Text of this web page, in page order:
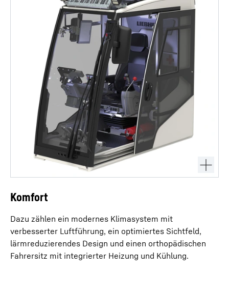
Komfort
Dazu zählen ein modernes Klimasystem mit
verbesserter Luftführung, ein optimiertes Sichtfeld,
lärmreduzierendes Design und einen orthopädischen
Fahrersitz mit integrierter Heizung und Kühlung.